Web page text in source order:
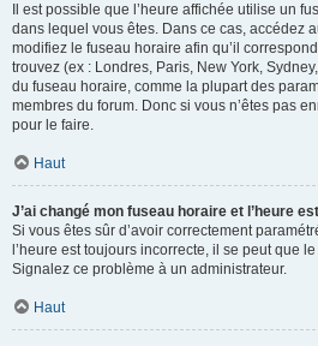
Il est possible que l’heure affichée utilise un
dans lequel vous êtes. Dans ce cas, accédez
modifiez le fuseau horaire afin qu’il
trouvez (ex : Londres, Paris, New York,
du fuseau horaire, comme la plupart des
membres du forum. Donc si vous n’êtes pas
pour le faire.
Haut
J’ai changé mon fuseau horaire et l’heure
Si vous êtes sûr d’avoir correctement
l’heure est toujours incorrecte, il se peut que
Signalez ce problème à un administrateur.
Haut